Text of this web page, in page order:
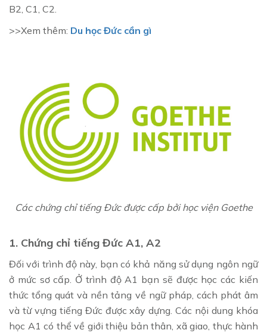
B2, C1, C2.
>>Xem thêm: Du học Đức cần gì
Các chứng chỉ tiếng Đức được cấp bởi học viện Goethe
1. Chứng chỉ tiếng Đức A1, A2
Đối với trình độ này, bạn có khả năng sử dụng ngôn ngữ
ở mức sơ cấp. Ở trình độ A1 bạn sẽ được học các kiến
thức tổng quát và nền tảng về ngữ pháp, cách phát âm
và từ vựng tiếng Đức được xây dựng. Các nội dung khóa
học A1 có thể về giới thiệu bản thân, xã giao, thực hành